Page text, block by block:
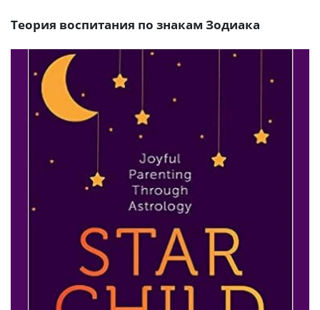
Теория воспитания по знакам Зодиака